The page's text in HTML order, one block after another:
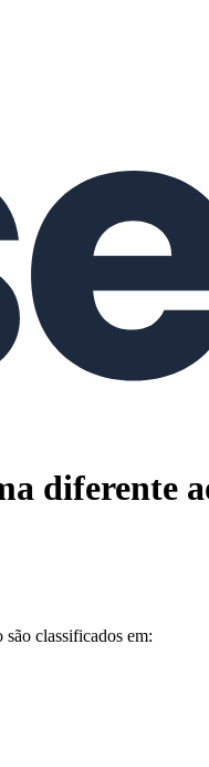
diferente
classificados em: